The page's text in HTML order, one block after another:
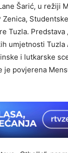
Šarić, u režiji
Tuzla. Predstava
umjetnosti Tuzla
i lutkarske
povjerena